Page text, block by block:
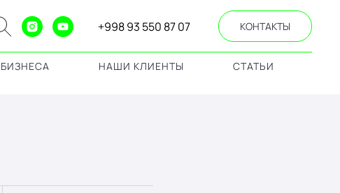
+998 93 550 87 07 КОНТАКТЫ
НАШИ КЛИЕНТЫ
СТАТЬИ